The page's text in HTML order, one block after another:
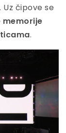
čipove se
memorije
.